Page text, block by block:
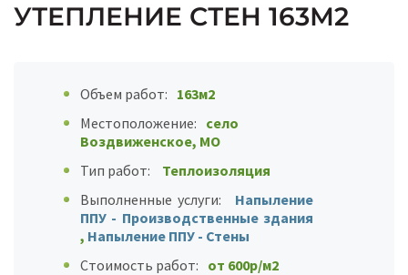
УТЕПЛЕНИЕ СТЕН 163М2
Объем работ: 163м2
Местоположение: село
Воздвиженское, МО
Тип работ:
Теплоизоляция
Выполненные услуги:
Напыление
ППУ - Производственные здания
, Напыление ППУ - Стены
Стоимость работ: от 600р/м2